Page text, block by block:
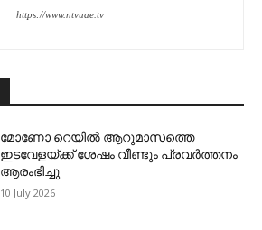
https://www.ntvuae.tv
മോണോ റെയില്‍ ആറുമാസത്തെ
ഇടവേളയ്ക്ക് ശേഷം വീണ്ടും പ്രവര്‍ത്തനം
ആരംഭിച്ചു
10 July 2026